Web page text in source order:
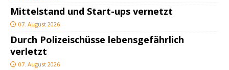
Mittelstand und Start-ups vernetzt
07. August 2026
Durch Polizeischüsse lebensgefährlich
verletzt
07. August 2026